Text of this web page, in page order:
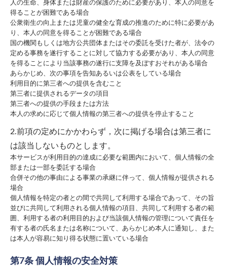
人の生命、身体または財産の保護のために必要があり、本人の同意を
得ることが困難である場合
公衆衛生の向上または児童の健全な育成の推進のために特に必要があ
り、本人の同意を得ることが困難である場合
国の機関もしくは地方公共団体またはその委託を受けた者が、法令の
定める事務を遂行することに対して協力する必要があり、本人の同意
を得ることにより当該事務の遂行に支障を及ぼすおそれがある場合
あらかじめ、次の事項を告知あるいは公表をしている場合
利用目的に第三者への提供を含むこと
第三者に提供されるデータの項目
第三者への提供の手段または方法
本人の求めに応じて個人情報の第三者への提供を停止すること
2.前項の定めにかかわらず，次に掲げる場合は第三者に
は該当しないものとします。
本サービスが利用目的の達成に必要な範囲内において、個人情報の全
部または一部を委託する場合
合併その他の事由による事業の承継に伴って、個人情報が提供される
場合
個人情報を特定の者との間で共同して利用する場合であって、その旨
並びに共同して利用される個人情報の項目、共同して利用する者の範
囲、利用する者の利用目的および当該個人情報の管理について責任を
有する者の氏名または名称について、あらかじめ本人に通知し、また
は本人が容易に知り得る状態に置いている場合
第7条 個人情報の安全対策